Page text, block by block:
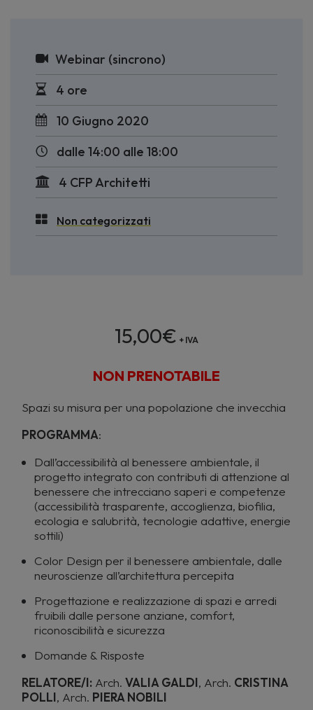
Webinar (sincrono)
4 ore
10 Giugno 2020
dalle 14:00 alle 18:00
4 CFP Architetti
Non categorizzati
15,00€ + IVA
NON PRENOTABILE
Spazi su misura per una popolazione che invecchia
PROGRAMMA:
Dall’accessibilità al benessere ambientale, il
progetto integrato con contributi di attenzione al
benessere che intrecciano saperi e competenze
(accessibilità trasparente, accoglienza, biofilia,
ecologia e salubrità, tecnologie adattive, energie
sottili)
Color Design per il benessere ambientale, dalle
neuroscienze all’architettura percepita
Progettazione e realizzazione di spazi e arredi
fruibili dalle persone anziane, comfort,
riconoscibilità e sicurezza
Domande & Risposte
RELATORE/I: Arch. VALIA GALDI, Arch. CRISTINA
POLLI, Arch. PIERA NOBILI